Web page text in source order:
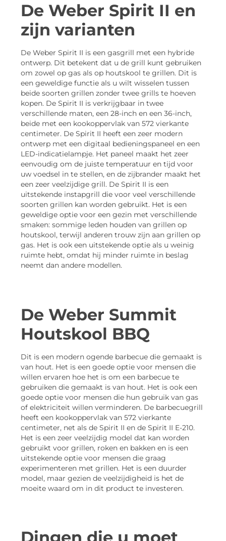
De Weber Spirit II en
zijn varianten
De Weber Spirit II is een gasgrill met een hybride
ontwerp. Dit betekent dat u de grill kunt gebruiken
om zowel op gas als op houtskool te grillen. Dit is
een geweldige functie als u wilt wisselen tussen
beide soorten grillen zonder twee grills te hoeven
kopen. De Spirit II is verkrijgbaar in twee
verschillende maten, een 28-inch en een 36-inch,
beide met een kookoppervlak van 572 vierkante
centimeter. De Spirit II heeft een zeer modern
ontwerp met een digitaal bedieningspaneel en een
LED-indicatielampje. Het paneel maakt het zeer
eenvoudig om de juiste temperatuur en tijd voor
uw voedsel in te stellen, en de zijbrander maakt het
een zeer veelzijdige grill. De Spirit II is een
uitstekende instapgrill die voor veel verschillende
soorten grillen kan worden gebruikt. Het is een
geweldige optie voor een gezin met verschillende
smaken: sommige leden houden van grillen op
houtskool, terwijl anderen trouw zijn aan grillen op
gas. Het is ook een uitstekende optie als u weinig
ruimte hebt, omdat hij minder ruimte in beslag
neemt dan andere modellen.
De Weber Summit
Houtskool BBQ
Dit is een modern ogende barbecue die gemaakt is
van hout. Het is een goede optie voor mensen die
willen ervaren hoe het is om een barbecue te
gebruiken die gemaakt is van hout. Het is ook een
goede optie voor mensen die hun gebruik van gas
of elektriciteit willen verminderen. De barbecuegrill
heeft een kookoppervlak van 572 vierkante
centimeter, net als de Spirit II en de Spirit II E-210.
Het is een zeer veelzijdig model dat kan worden
gebruikt voor grillen, roken en bakken en is een
uitstekende optie voor mensen die graag
experimenteren met grillen. Het is een duurder
model, maar gezien de veelzijdigheid is het de
moeite waard om in dit product te investeren.